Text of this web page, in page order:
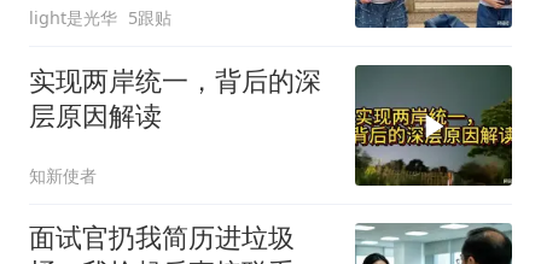
light是光华 5跟贴
实现两岸统一，背后的深
层原因解读
知新使者
面试官扔我简历进垃圾